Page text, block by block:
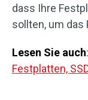
dass Ihre
sollten, um das
Lesen Sie auch:
Festplatten,